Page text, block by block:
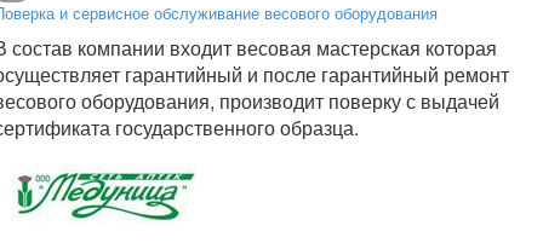
и сервисное обслуживание весового оборудования
состав компании входит весовая мастерская которая
гарантийный и после гарантийный ремонт
оборудования, производит поверку с выдачей
государственного образца.